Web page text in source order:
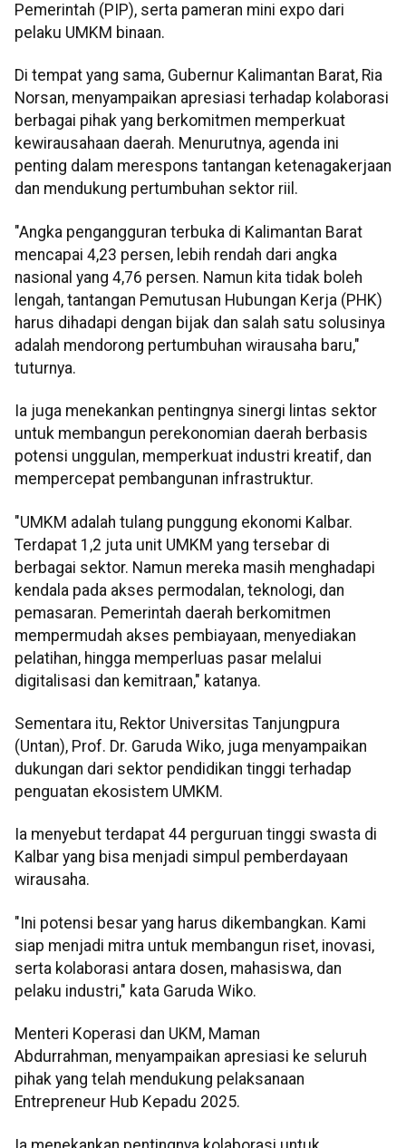
Pemerintah (PIP), serta pameran mini expo dari
pelaku UMKM binaan.
Di tempat yang sama, Gubernur Kalimantan Barat, Ria
Norsan, menyampaikan apresiasi terhadap kolaborasi
berbagai pihak yang berkomitmen memperkuat
kewirausahaan daerah. Menurutnya, agenda ini
penting dalam merespons tantangan ketenagakerjaan
dan mendukung pertumbuhan sektor riil.
"Angka pengangguran terbuka di Kalimantan Barat
mencapai 4,23 persen, lebih rendah dari angka
nasional yang 4,76 persen. Namun kita tidak boleh
lengah, tantangan Pemutusan Hubungan Kerja (PHK)
harus dihadapi dengan bijak dan salah satu solusinya
adalah mendorong pertumbuhan wirausaha baru,"
tuturnya.
Ia juga menekankan pentingnya sinergi lintas sektor
untuk membangun perekonomian daerah berbasis
potensi unggulan, memperkuat industri kreatif, dan
mempercepat pembangunan infrastruktur.
"UMKM adalah tulang punggung ekonomi Kalbar.
Terdapat 1,2 juta unit UMKM yang tersebar di
berbagai sektor. Namun mereka masih menghadapi
kendala pada akses permodalan, teknologi, dan
pemasaran. Pemerintah daerah berkomitmen
mempermudah akses pembiayaan, menyediakan
pelatihan, hingga memperluas pasar melalui
digitalisasi dan kemitraan," katanya.
Sementara itu, Rektor Universitas Tanjungpura
(Untan), Prof. Dr. Garuda Wiko, juga menyampaikan
dukungan dari sektor pendidikan tinggi terhadap
penguatan ekosistem UMKM.
Ia menyebut terdapat 44 perguruan tinggi swasta di
Kalbar yang bisa menjadi simpul pemberdayaan
wirausaha.
"Ini potensi besar yang harus dikembangkan. Kami
siap menjadi mitra untuk membangun riset, inovasi,
serta kolaborasi antara dosen, mahasiswa, dan
pelaku industri," kata Garuda Wiko.
Menteri Koperasi dan UKM, Maman
Abdurrahman, menyampaikan apresiasi ke seluruh
pihak yang telah mendukung pelaksanaan
Entrepreneur Hub Kepadu 2025.